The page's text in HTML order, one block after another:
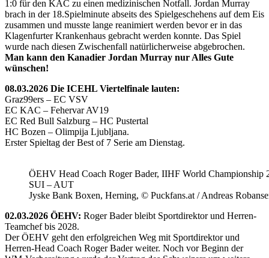
1:0 für den KAC zu einen medizinischen Notfall. Jordan Murray
brach in der 18.Spielminute abseits des Spielgeschehens auf dem Eis
zusammen und musste lange reanimiert werden bevor er in das
Klagenfurter Krankenhaus gebracht werden konnte. Das Spiel
wurde nach diesen Zwischenfall natürlicherweise abgebrochen.
Man kann den Kanadier Jordan Murray nur Alles Gute
wünschen!
08.03.2026 Die ICEHL Viertelfinale lauten:
Graz99ers – EC VSV
EC KAC – Fehervar AV19
EC Red Bull Salzburg – HC Pustertal
HC Bozen – Olimpija Ljubljana.
Erster Spieltag der Best of 7 Serie am Dienstag.
ÖEHV Head Coach Roger Bader, IIHF World Championship
SUI – AUT
Jyske Bank Boxen, Herning, © Puckfans.at / Andreas
02.03.2026 ÖEHV: Roger Bader bleibt Sportdirektor und Herren-
Teamchef bis 2028.
Der ÖEHV geht den erfolgreichen Weg mit Sportdirektor und
Herren-Head Coach Roger Bader weiter. Noch vor Beginn der